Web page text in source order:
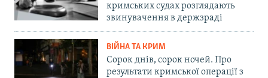
кримських судах розглядають
звинувачення в держзраді
ВІЙНА ТА КРИМ
Сорок днів, сорок ночей. Про
результати кримської операції з